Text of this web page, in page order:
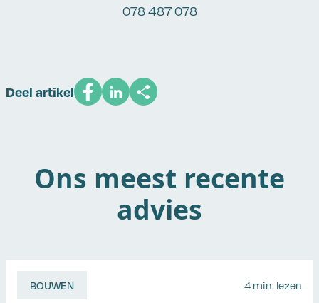
078 487 078
Deel artikel
Ons meest recente
advies
BOUWEN 4 min. lezen